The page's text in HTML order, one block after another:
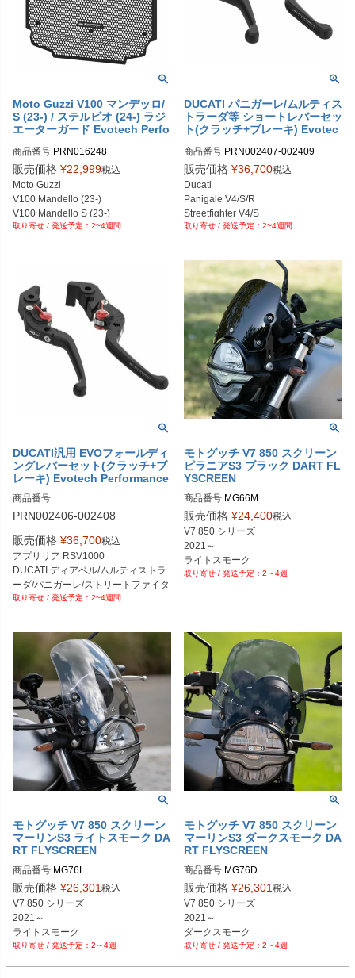
Moto Guzzi V100 マンデッロ/
S (23-) / ステルビオ (24-) ラジ
エーターガード Evotech Perfo
商品番号 PRN016248
PRN016248-01
PRN016248-02
PRN016248-03
販売価格 ¥22,999税込
Moto Guzzi
V100 Mandello (23-)
V100 Mandello S (23-)
Stelvio (24-)
2~4週間
DUCATI パニガーレ/ムルティス
トラーダ等 ショートレバーセッ
ト(クラッチ+ブレーキ) Evotec
商品番号 PRN002407-002409
PRN002407-002409-01
PRN002407-002409-02
PRN002407-002409-03
PRN002407-002409-04
PRN002407-002409-05
PRN002407-002409-07
PRN002407-002409-08
PRN002407-002409-09
PRN002407-002409-10
PRN002407-002409-11
PRN002407-002409-12
PRN002407-002409-13
PRN002407-002409-14
PRN002407-002409-15
PRN002407-002409-16
PRN002407-002409-17
PRN002407-002409-18
PRN002407-002409-19
PRN002407-002409-21
PRN002407-002409-22
PRN002407-002409-23
PRN002407-002409-24
PRN002407-002409-25
PRN002407-002409-26
PRN002407-002409-27
PRN002407-002409-28
PRN002407-002409-29
PRN002407-002409-30
PRN002407-002409-33
PRN002407-002409-34
PRN002407-002409-35
PRN002407-002409-36
PRN002407-002409-37
PRN002407-002409-38
PRN002407-002409-39
PRN002407-002409-40
PRN002407-002409-41
PRN002407-002409-42
PRN002407-002409-43
PRN002407-002409-44
PRN002407-002409-45
PRN002407-002409-47
PRN002407-002409-48
PRN002407-002409-49
PRN002407-002409-50
PRN002407-002409-51
PRN002407-002409-52
PRN002407-002409-54
PRN002407-002409-55
PRN002407-002409-56
PRN002407-002409-57
PRN002407-002409-58
販売価格 ¥36,700税込
Ducati
Panigale V4/S/R
Streetfighter V4/S
Monster/Multistrada 2~4週間
DUCATI汎用 EVOフォールディ
ングレバーセット(クラッチ+ブ
レーキ) Evotech Performance
商品番号
PRN002406-002408
販売価格 ¥36,700税込
アプリリア RSV1000
DUCATI ディアベル/ムルティストラ
ーダ/パニガーレ/ストリートファイタ
ー
2~4週間
モトグッチ V7 850 スクリーン
ピラニアS3 ブラック DART FL
YSCREEN
商品番号 MG66M
販売価格 ¥24,400税込
V7 850 シリーズ
2021～
ライトスモーク
2～4週
モトグッチ V7 850 スクリーン
マーリンS3 ライトスモーク DA
RT FLYSCREEN
商品番号 MG76L
販売価格 ¥26,301 税込
V7 850 シリーズ
2021～
ライトスモーク
2～4週
モトグッチ V7 850 スクリーン
マーリンS3 ダークスモーク DA
RT FLYSCREEN
商品番号 MG76D
販売価格 ¥26,301 税込
V7 850 シリーズ
2021～
ダークスモーク
2～4週